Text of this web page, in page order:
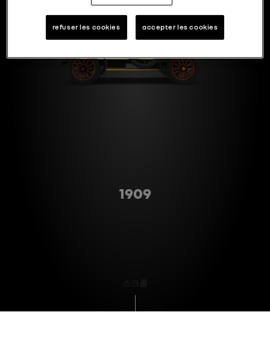
A형
1909
refuser les cookies accepter les cookies